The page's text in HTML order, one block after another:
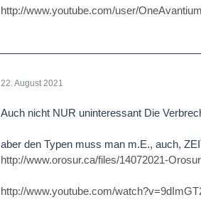
http://www.youtube.com/user/OneAvantium
22. August 2021
Auch nicht NUR uninteressant Die
aber den Typen muss man m.E., auch,
http://www.orosur.ca/files/14072021-
http://www.youtube.com/